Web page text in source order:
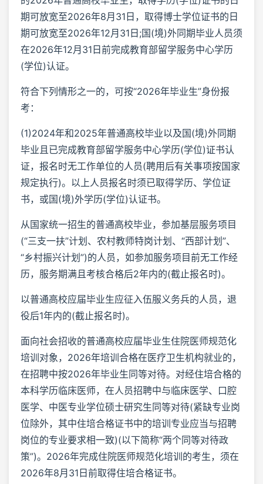
期可放宽至2026年8月31日，取得博士学位证书的日
期可放宽至2026年12月31日;国(境)外同期毕业人员须
在2026年12月31日前完成教育部留学服务中心学历
(学位)认证。
符合下列情形之一的，可按“2026年毕业生”身份报
考：
(1)2024年和2025年普通高校毕业以及国(境)外同期
毕业且已完成教育部留学服务中心学历(学位)证书认
证，报名时无工作单位的人员(聘用后有关事项按国家
规定执行)。以上人员报名时须已取得学历、学位证
书，或国(境)外学历(学位)认证书。
从国家统一招生的普通高校毕业，参加基层服务项目
(“三支一扶”计划、农村教师特岗计划、“西部计划”、
“乡村振兴计划”)的人员，如参加服务项目前无工作经
历，服务期满且考核合格后2年内的(截止报名时)。
以普通高校应届毕业生应征入伍服义务兵的人员，退
役后1年内的(截止报名时)。
面向社会招收的普通高校应届毕业生住院医师规范化
培训对象，2026年培训合格在医疗卫生机构就业的，
在招聘中按2026年毕业生同等对待。对经住培合格的
本科学历临床医师，在人员招聘中与临床医学、口腔
医学、中医专业学位硕士研究生同等对待(紧缺专业岗
位除外，其中住培合格证书中的培训专业应当与招聘
岗位的专业要求相一致)(以下简称“两个同等对待政
策”)。2026年完成住院医师规范化培训的考生，须在
2026年8月31日前取得住培合格证书。